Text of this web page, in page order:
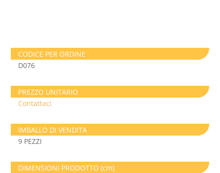
CODICE PER ORDINE
D076
PREZZO UNITARIO
Contattaci
IMBALLO DI VENDITA
9 PEZZI
DIMENSIONI PRODOTTO (cm)